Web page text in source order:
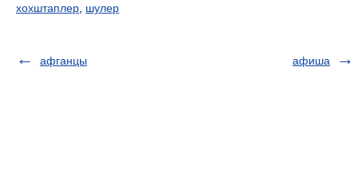
хохштаплер шулер
афганцы афиша